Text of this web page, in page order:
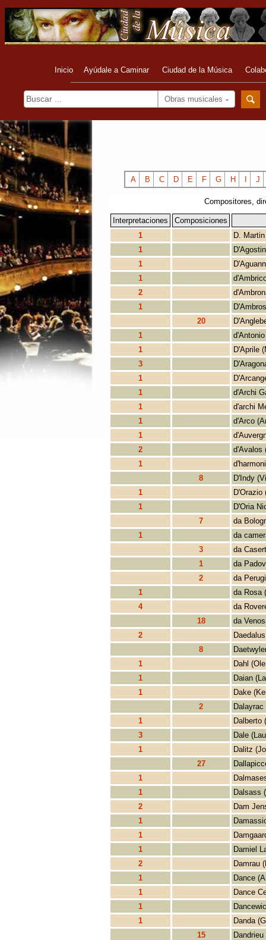
Inicio Ayúdale a Caminar Ciudad de la Música
Obras musicales
A B C D E F G H J
Compositores,
Interpretaciones
Composiciones
1
D.
1
1
1
2
1
20
1
1
D'Aprile
3
1
1
d'Archi
1
d'archi
1
d'Arco
1
2
d'Avalos
1
8
D'Indy
1
D'Orazio
1
D'Oria
7
da
1
da
3
da
1
da
2
da
1
da Rosa
4
da
18
da
2
8
1
Dahl
1
Daian
1
Dake
2
1
Dalberto
3
Dale
1
Dalitz
27
1
1
Dalsass
2
Dam
1
1
1
Damiel
2
Damrau
1
Dance
1
Dance
1
1
Danda
15